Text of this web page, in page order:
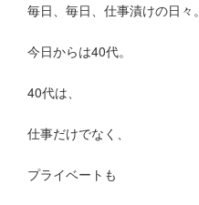
毎日、毎日、仕事漬けの日々。
今日からは40代。
40代は、
仕事だけでなく、
プライベートも